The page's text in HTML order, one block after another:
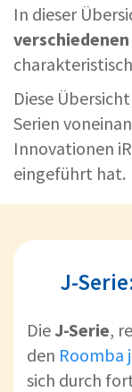
In dieser
Diese
Serien
Innovationen
eingeführt hat.
J-
DieJ-Serie,
den Roomba
sich durch